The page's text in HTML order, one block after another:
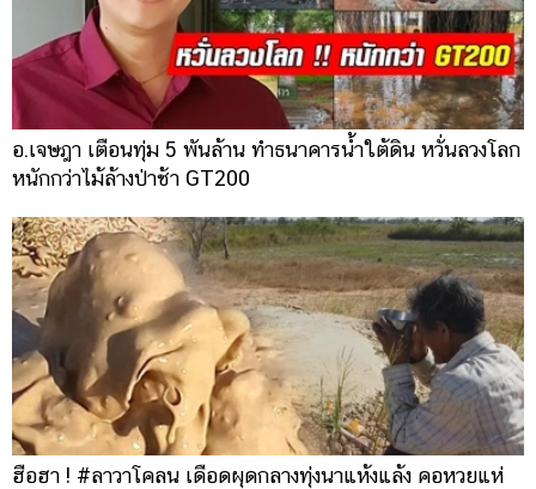
อ.เจษฎา เตือนทุ่ม 5 พันล้าน ทำธนาคารน้ำใต้ดิน หวั่นลวงโลก
หนักกว่าไม้ล้างป่าช้า GT200
ฮือฮา ! #ลาวาโคลน เดือดผุดกลางทุ่งนาแห้งแล้ง คอหวยแห่